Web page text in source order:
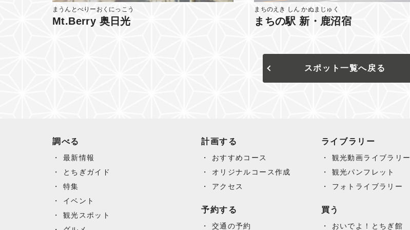
まうんとべりーおくにっこう
Mt.Berry 奥日光
まちのえき しん かぬまじゅく
まちの駅 新・鹿沼宿
スポット一覧へ戻る
調べる
最新情報
とちぎガイド
特集
イベント
観光スポット
計画する
おすすめコース
オリジナルコース作成
アクセス
予約する
交通の予約
ライブラリー
観光動画ライブラリー
観光パンフレット
フォトライブラリー
買う
おいでよ！とちぎ館